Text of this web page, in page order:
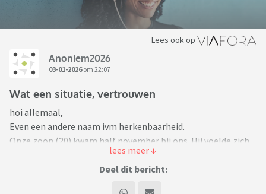
Lees ook op
Anoniem2026
03-01-2026om 22:07
Wat een situatie, vertrouwen
hoi allemaal,
Even een andere naam ivm herkenbaarheid.
Onze zoon (20) kwam half november bij ons. Hij voelde zich
Dat had hij al langere tijd, zei hij.
Deel dit bericht: